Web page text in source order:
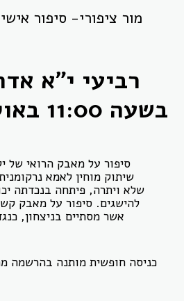
מור ציפורי- סיפור
רביעי י"א אדר
בשעה 11:00 באולם המתנ"ס
סיפור על מאבק הרואי של
שיתוק מוחין לאמא
שלא ויתרה, פיתחה בנכדתה
להישגים. סיפור על מאבק
אשר מסתיים בניצחון,
כניסה חופשית מותנה בהרשמה